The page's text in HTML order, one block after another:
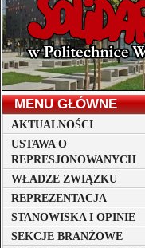
MENU GŁÓWNE
AKTUALNOŚCI
USTAWA O
REPRESJONOWANYCH
WŁADZE ZWIĄZKU
REPREZENTACJA
STANOWISKA I OPINIE
SEKCJE BRANŻOWE